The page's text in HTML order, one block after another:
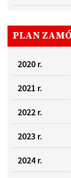
PLAN
2020 r.
2021 r.
2022 r.
2023 r.
2024 r.